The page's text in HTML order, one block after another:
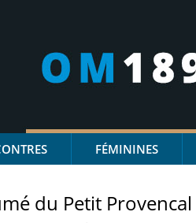
FÉMININES
du Petit Provencal